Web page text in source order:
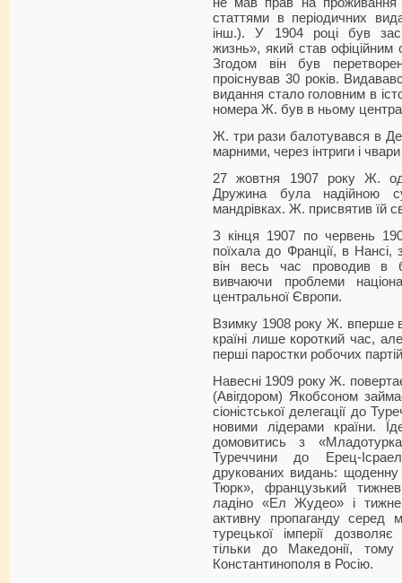
статтями в періодичних
інш.). У 1904 році був
жизнь», який став офіційним
Згодом він був
проіснував 30 років.
видання стало головним в
номера Ж. був в ньому
Ж. три рази балотувався в
марними, через інтриги і
27 жовтня 1907 року Ж.
Дружина була надійною
мандрівках. Ж. присвятив їй
З кінця 1907 по червень
поїхала до Франції, в Нансі,
він весь час проводив в
вивчаючи проблеми
центральної Європи.
Взимку 1908 року Ж. вперше
країні лише короткий час,
перші паростки робочих
Навесні 1909 року Ж.
(Авігдором) Якобсоном
сіоністської делегації до
новими лідерами країни.
домовитись з
Туреччини до Ерец-
друкованих видань:
Тюрк», французький
ладіно «Ел Жудео» і
активну пропаганду серед
турецької імперії
тільки до Македонії,
Константинополя в Росію.